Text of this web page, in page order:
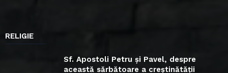
RELIGIE
Sf. Apostoli Petru și Pavel, despre
această sărbătoare a creștinătății